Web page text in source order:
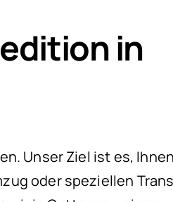
in
Unser Ziel ist es,
oder speziellen